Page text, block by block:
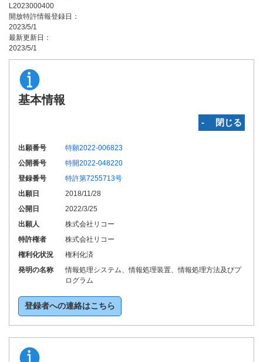
L2023000400
開放特許情報登録日：
2023/5/1
最新更新日：
2023/5/1
基本情報
‐ 閉じる
出願番号
特願2022-006823
公開番号
特開2022-048220
登録番号
特許第7255713号
出願日
2018/11/28
公開日
2022/3/25
出願人
株式会社リコー
特許権者
株式会社リコー
権利化状況
権利化済
発明の名称
情報処理システム、情報処理装置、情報処理方法及びプ
ログラム
登録者への連絡はこちら